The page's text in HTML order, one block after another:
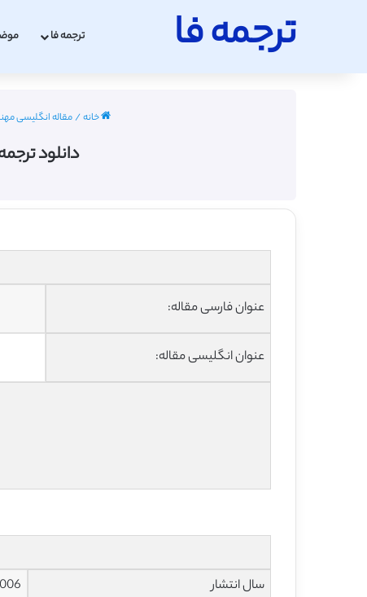
ترجمه فا ترجمه فا
خانه/مقاله انگلیسی
دانلود
عنوان فارسی مقاله:
عنوان انگلیسی مقاله:
سال انتشار